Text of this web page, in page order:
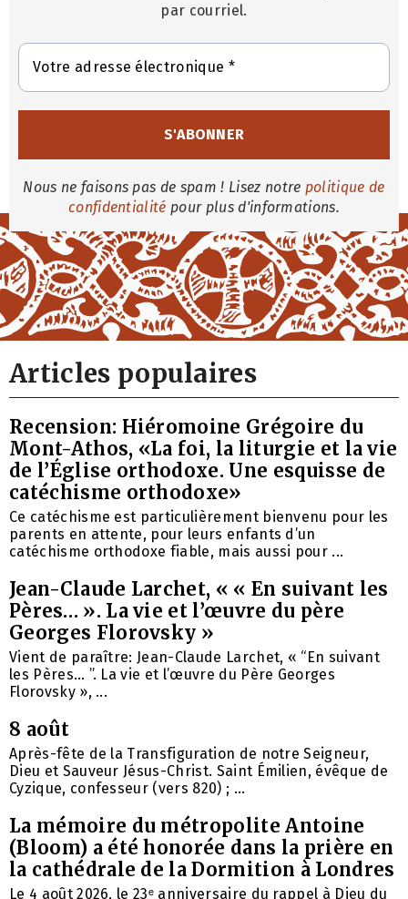
par courriel.
Nous ne faisons pas de spam ! Lisez notre politique de
confidentialité pour plus d'informations.
Articles populaires
Recension: Hiéromoine Grégoire du
Mont-Athos, «La foi, la liturgie et la vie
de l’Église orthodoxe. Une esquisse de
catéchisme orthodoxe»
Ce catéchisme est particulièrement bienvenu pour les
parents en attente, pour leurs enfants d’un
catéchisme orthodoxe fiable, mais aussi pour ...
Jean-Claude Larchet, « « En suivant les
Pères… ». La vie et l’œuvre du père
Georges Florovsky »
Vient de paraître: Jean-Claude Larchet, « “En suivant
les Pères… ”. La vie et l’œuvre du Père Georges
Florovsky », ...
8 août
Après-fête de la Transfiguration de notre Seigneur,
Dieu et Sauveur Jésus-Christ. Saint Émilien, évêque de
Cyzique, confesseur (vers 820) ; ...
La mémoire du métropolite Antoine
(Bloom) a été honorée dans la prière en
la cathédrale de la Dormition à Londres
Le 4 août 2026, le 23ᵉ anniversaire du rappel à Dieu du